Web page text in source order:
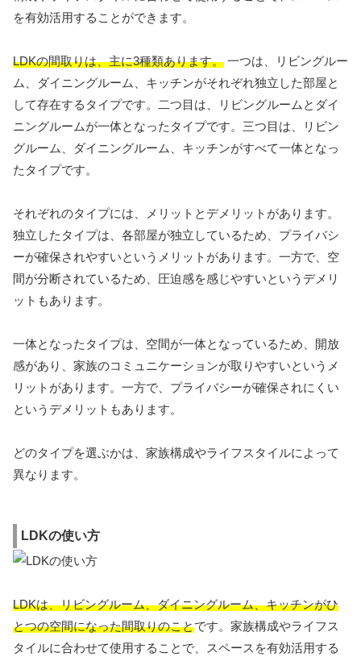
を有効活用することができます。
LDKの間取りは、主に3種類あります。 一つは、リビングルー
ム、ダイニングルーム、キッチンがそれぞれ独立した部屋と
して存在するタイプです。二つ目は、リビングルームとダイ
ニングルームが一体となったタイプです。三つ目は、リビン
グルーム、ダイニングルーム、キッチンがすべて一体となっ
たタイプです。
それぞれのタイプには、メリットとデメリットがあります。
独立したタイプは、各部屋が独立しているため、プライバシ
ーが確保されやすいというメリットがあります。一方で、空
間が分断されているため、圧迫感を感じやすいというデメリ
ットもあります。
一体となったタイプは、空間が一体となっているため、開放
感があり、家族のコミュニケーションが取りやすいというメ
リットがあります。一方で、プライバシーが確保されにくい
というデメリットもあります。
どのタイプを選ぶかは、家族構成やライフスタイルによって
異なります。
LDKの使い方
LDKは、リビングルーム、ダイニングルーム、キッチンがひ
とつの空間になった間取りのことです。家族構成やライフス
タイルに合わせて使用することで、スペースを有効活用する